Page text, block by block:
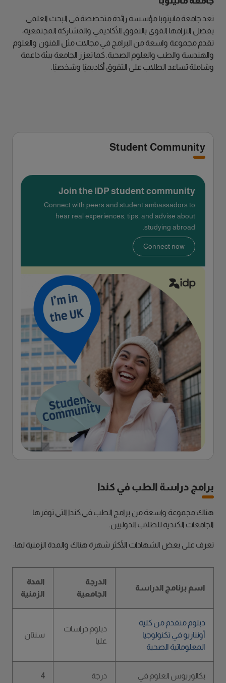
تعد جامعة مانيتوبا مؤسسة رائدة متخصصة في البحث العلمي.
بفضل التزامها القوي بالتفوق الأكاديمي والمشاركة المجتمعية،
تقدم مجموعة واسعة من البرامج في مجالات مثل الفنون والعلوم
والهندسة والطب والعلوم الصحية. كما تعزز الجامعة بيئة داعمة
وشاملة تساعد الطلاب على التفوق أكاديميًا وشخصيًا.
Student Community
Join the IDP student community
Connect with peers and student ambassadors to
hear real experiences, tips, and advise about
studying abroad.
Connect now
برامج دراسة الطب في كندا
هناك مجموعة واسعة من برامج الطب في كندا التي توفرها
الجامعات الكندية للطلاب الدوليين.
تعرف على بعض الشهادات الأكثر شهرة هناك والمدة الزمنية لها:
اسم برنامج الدراسة
الدرجة
الجامعية
المدة
الزمنية
دبلوم متقدم من كلية
أونتاريو في تكنولوجيا
المعلوماتية الصحية
دبلوم دراسات
عليا
سنتان
بكالوريوس العلوم في
درجة
4